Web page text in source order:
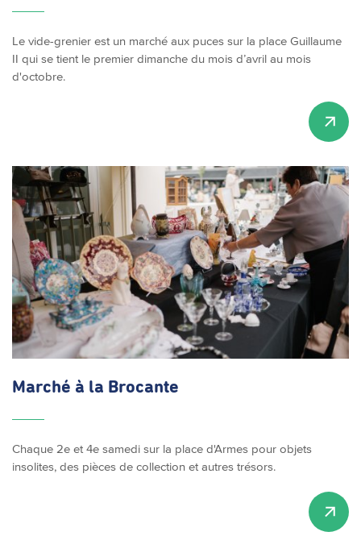
Le vide-grenier est un marché aux puces sur la place Guillaume
II qui se tient le premier dimanche du mois d’avril au mois
d'octobre.
Marché à la Brocante
Chaque 2e et 4e samedi sur la place d'Armes pour objets
insolites, des pièces de collection et autres trésors.